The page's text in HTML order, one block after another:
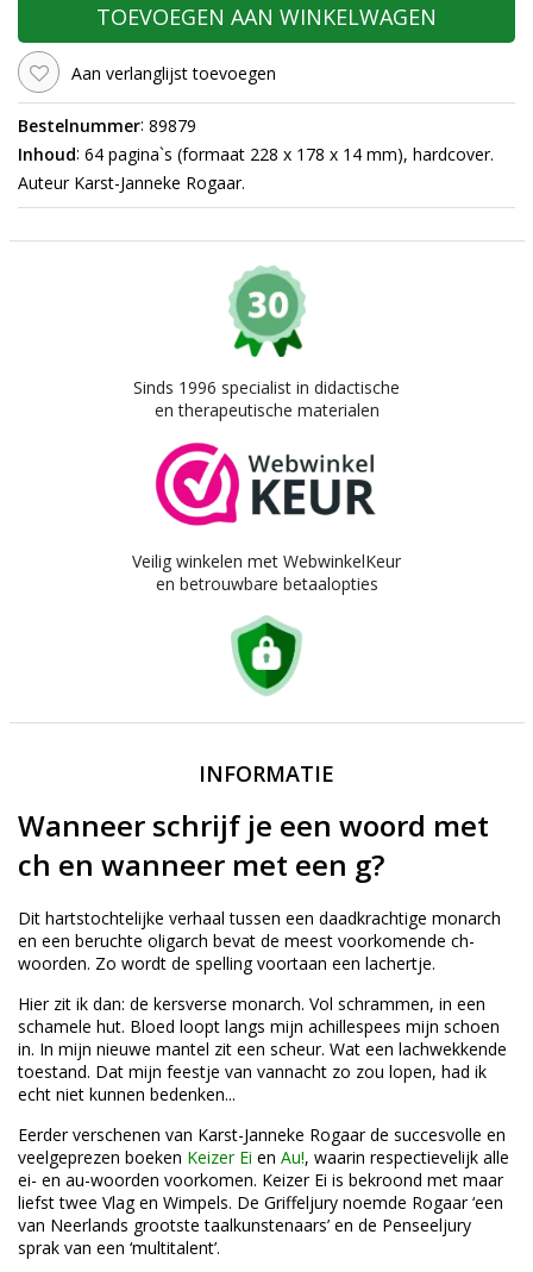
TOEVOEGEN AAN WINKELWAGEN
Aan verlanglijst toevoegen
Bestelnummer: 89879
Inhoud: 64 pagina`s (formaat 228 x 178 x 14 mm), hardcover.
Auteur Karst-Janneke Rogaar.
Sinds 1996 specialist in didactische
en therapeutische materialen
Veilig winkelen met WebwinkelKeur
en betrouwbare betaalopties
INFORMATIE
Wanneer schrijf je een woord met
ch en wanneer met een g?
Dit hartstochtelijke verhaal tussen een daadkrachtige monarch
en een beruchte oligarch bevat de meest voorkomende ch-
woorden. Zo wordt de spelling voortaan een lachertje.
Hier zit ik dan: de kersverse monarch. Vol schrammen, in een
schamele hut. Bloed loopt langs mijn achillespees mijn schoen
in. In mijn nieuwe mantel zit een scheur. Wat een lachwekkende
toestand. Dat mijn feestje van vannacht zo zou lopen, had ik
echt niet kunnen bedenken...
Eerder verschenen van Karst-Janneke Rogaar de succesvolle en
veelgeprezen boeken Keizer Ei en Au!, waarin respectievelijk alle
ei- en au-woorden voorkomen. Keizer Ei is bekroond met maar
liefst twee Vlag en Wimpels. De Griffeljury noemde Rogaar ‘een
van Neerlands grootste taalkunstenaars’ en de Penseeljury
sprak van een ‘multitalent’.